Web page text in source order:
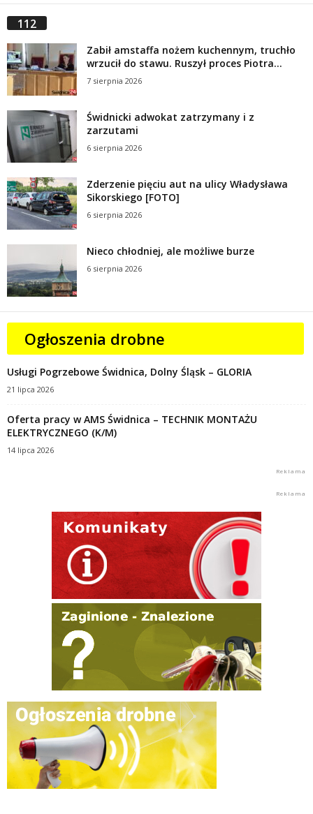
112
Zabił amstaffa nożem kuchennym, truchło
wrzucił do stawu. Ruszył proces Piotra...
7 sierpnia 2026
Świdnicki adwokat zatrzymany i z
zarzutami
6 sierpnia 2026
Zderzenie pięciu aut na ulicy Władysława
Sikorskiego [FOTO]
6 sierpnia 2026
Nieco chłodniej, ale możliwe burze
6 sierpnia 2026
Ogłoszenia drobne
Usługi Pogrzebowe Świdnica, Dolny Śląsk – GLORIA
21 lipca 2026
Oferta pracy w AMS Świdnica – TECHNIK MONTAŻU
ELEKTRYCZNEGO (K/M)
14 lipca 2026